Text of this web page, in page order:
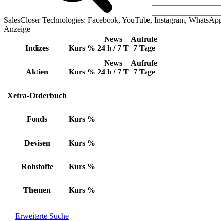
SalesCloser Technologies: Facebook, YouTube, Instagram,
Anzeige
Indizes Kurs %
News
24 h / 7 T
Aufrufe
7 Tage
Aktien Kurs %
News
24 h / 7 T
Aufrufe
7 Tage
Xetra-Orderbuch
Fonds Kurs %
Devisen Kurs %
Rohstoffe Kurs %
Themen Kurs %
Erweiterte Suche